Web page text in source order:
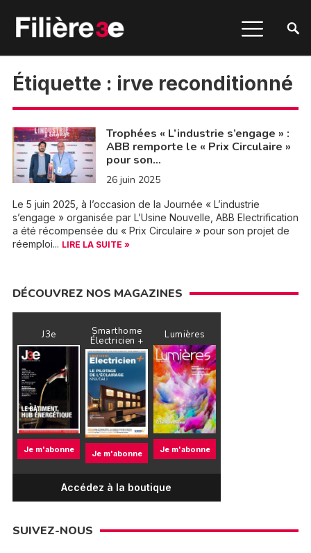
Étiquette : irve reconditionné
Trophées « L’industrie s’engage » :
ABB remporte le « Prix Circulaire »
pour son…
26 juin 2025
Le 5 juin 2025, à l’occasion de la Journée « L’industrie
s’engage » organisée par L’Usine Nouvelle, ABB Electrification
a été récompensée du « Prix Circulaire » pour son projet de
réemploi... LIRE LA SUITE »
DÉCOUVREZ NOS MAGAZINES
J3e
Je m'abonne
Smarthome
Électricien +
Je m'abonne
Lumières
Je m'abonne
Accédez à la boutique
SUIVEZ-NOUS